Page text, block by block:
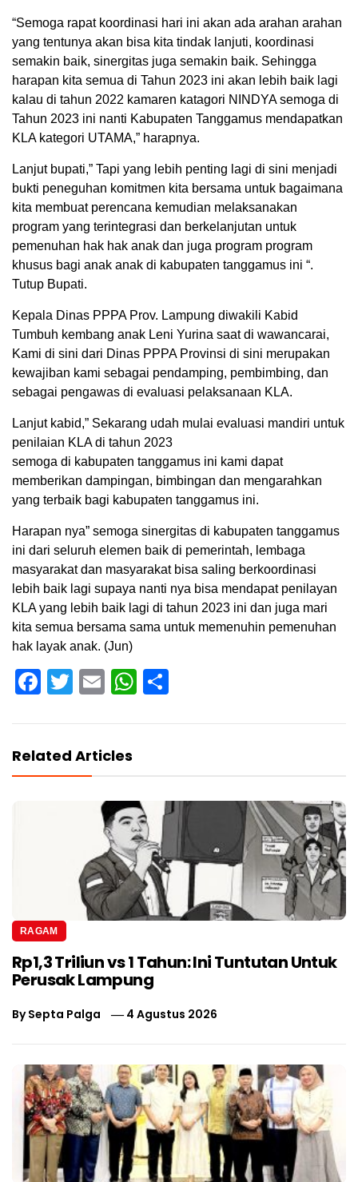
“Semoga rapat koordinasi hari ini akan ada arahan arahan
yang tentunya akan bisa kita tindak lanjuti, koordinasi
semakin baik, sinergitas juga semakin baik. Sehingga
harapan kita semua di Tahun 2023 ini akan lebih baik lagi
kalau di tahun 2022 kamaren katagori NINDYA semoga di
Tahun 2023 ini nanti Kabupaten Tanggamus mendapatkan
KLA kategori UTAMA,” harapnya.
Lanjut bupati,” Tapi yang lebih penting lagi di sini menjadi
bukti peneguhan komitmen kita bersama untuk bagaimana
kita membuat perencana kemudian melaksanakan
program yang terintegrasi dan berkelanjutan untuk
pemenuhan hak hak anak dan juga program program
khusus bagi anak anak di kabupaten tanggamus ini “.
Tutup Bupati.
Kepala Dinas PPPA Prov. Lampung diwakili Kabid
Tumbuh kembang anak Leni Yurina saat di wawancarai,
Kami di sini dari Dinas PPPA Provinsi di sini merupakan
kewajiban kami sebagai pendamping, pembimbing, dan
sebagai pengawas di evaluasi pelaksanaan KLA.
Lanjut kabid,” Sekarang udah mulai evaluasi mandiri untuk
penilaian KLA di tahun 2023
semoga di kabupaten tanggamus ini kami dapat
memberikan dampingan, bimbingan dan mengarahkan
yang terbaik bagi kabupaten tanggamus ini.
Harapan nya” semoga sinergitas di kabupaten tanggamus
ini dari seluruh elemen baik di pemerintah, lembaga
masyarakat dan masyarakat bisa saling berkoordinasi
lebih baik lagi supaya nanti nya bisa mendapat penilayan
KLA yang lebih baik lagi di tahun 2023 ini dan juga mari
kita semua bersama sama untuk memenuhin pemenuhan
hak layak anak. (Jun)
Facebook
Twitter
EmailWhatsApp
Related Articles
RAGAM
Rp1,3 Triliun vs 1 Tahun: Ini Tuntutan Untuk
Perusak Lampung
BySepta Palga 4 Agustus 2026